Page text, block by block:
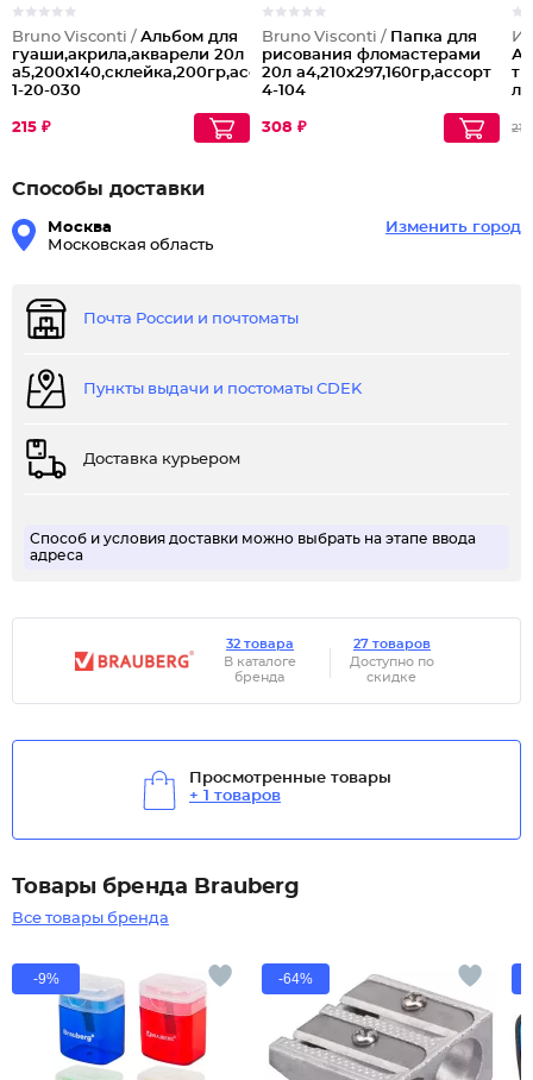
Bruno Visconti / Альбом для
гуаши,акрила,акварели 20л
а5,200х140,склейка,200гр,ассорт
1-20-030
215 ₽
Bruno Visconti / Папка для
рисования фломастерами
20л а4,210х297,160гр,ассорт
4-104
308 ₽ 213
Способы доставки
Москва
Московская область
Изменить город
Почта России и почтоматы
Пункты выдачи и постоматы CDEK
Доставка курьером
Способ и условия доставки можно выбрать на этапе ввода
адреса
32 товара
В каталоге
бренда
27 товаров
Доступно по
скидке
Просмотренные товары
+ 1 товаров
Товары бренда Brauberg
Все товары бренда
-9% -64%